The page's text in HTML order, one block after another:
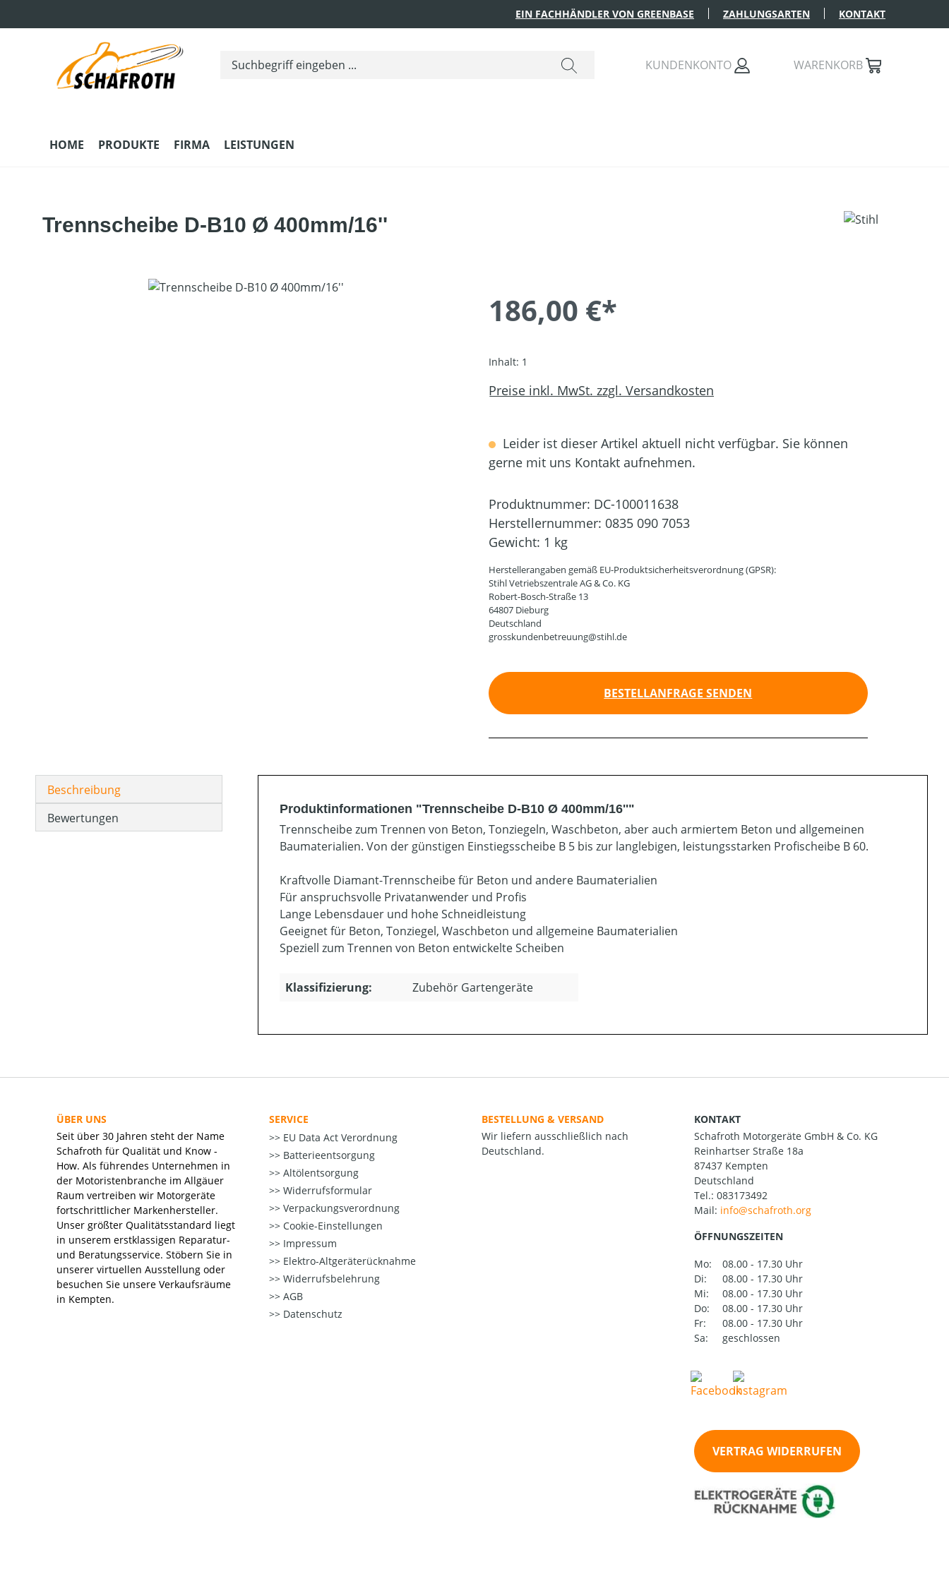
EIN FACHHÄNDLER VON GREENBASE ZAHLUNGSARTEN KONTAKT
KUNDENKONTO WARENKORB
HOME PRODUKTE FIRMA LEISTUNGEN
Trennscheibe D-B10 Ø 400mm/16''
Bildergalerie überspringen
186,00 €*
Inhalt: 1
Preise inkl. MwSt. zzgl. Versandkosten
Leider ist dieser Artikel aktuell nicht verfügbar. Sie können
gerne mit uns Kontakt aufnehmen.
Produktnummer: DC-100011638
Herstellernummer: 0835 090 7053
Gewicht: 1 kg
Herstellerangaben gemäß EU-Produktsicherheitsverordnung (GPSR):
Stihl Vetriebszentrale AG & Co. KG
Robert-Bosch-Straße 13
64807 Dieburg
Deutschland
grosskundenbetreuung@stihl.de
BESTELLANFRAGE SENDEN
Beschreibung
Bewertungen
Produktinformationen "Trennscheibe D-B10 Ø 400mm/16''"
Trennscheibe zum Trennen von Beton, Tonziegeln, Waschbeton, aber auch armiertem Beton und allgemeinen
Baumaterialien. Von der günstigen Einstiegsscheibe B 5 bis zur langlebigen, leistungsstarken Profischeibe B 60.
Kraftvolle Diamant-Trennscheibe für Beton und andere Baumaterialien
Für anspruchsvolle Privatanwender und Profis
Lange Lebensdauer und hohe Schneidleistung
Geeignet für Beton, Tonziegel, Waschbeton und allgemeine Baumaterialien
Speziell zum Trennen von Beton entwickelte Scheiben
Klassifizierung: Zubehör Gartengeräte
ÜBER UNS
Seit über 30 Jahren steht der Name
Schafroth für Qualität und Know -
How. Als führendes Unternehmen in
der Motoristenbranche im Allgäuer
Raum vertreiben wir Motorgeräte
fortschrittlicher Markenhersteller.
Unser größter Qualitätsstandard liegt
in unserem erstklassigen Reparatur-
und Beratungsservice. Stöbern Sie in
unserer virtuellen Ausstellung oder
besuchen Sie unsere Verkaufsräume
in Kempten.
SERVICE
EU Data Act Verordnung
Batterieentsorgung
Altölentsorgung
Widerrufsformular
Verpackungsverordnung
Cookie-Einstellungen
Impressum
Elektro-Altgeräterücknahme
Widerrufsbelehrung
AGB
Datenschutz
BESTELLUNG & VERSAND
Wir liefern ausschließlich nach
Deutschland.
KONTAKT
Schafroth Motorgeräte GmbH & Co. KG
Reinhartser Straße 18a
87437 Kempten
Deutschland
Tel.: 083173492
Mail:
ÖFFNUNGSZEITEN
Mo:
08.00 - 17.30 Uhr
Di:
08.00 - 17.30 Uhr
Mi:
08.00 - 17.30 Uhr
Do:
08.00 - 17.30 Uhr
Fr:
08.00 - 17.30 Uhr
Sa:
geschlossen
VERTRAG WIDERRUFEN